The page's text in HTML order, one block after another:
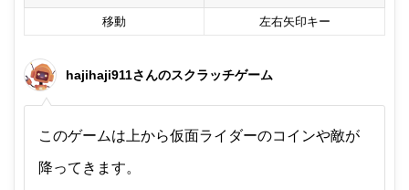
移動 左右矢印キー
hajihaji911さんのスクラッチゲーム
このゲームは上から仮面ライダーのコインや敵が
降ってきます。